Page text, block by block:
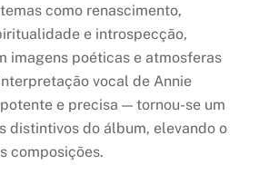
como renascimento,
e introspecção,
imagens poéticas e atmosferas
vocal de Annie
e precisa — tornou-se um
distintivos do álbum, elevando o
composições.